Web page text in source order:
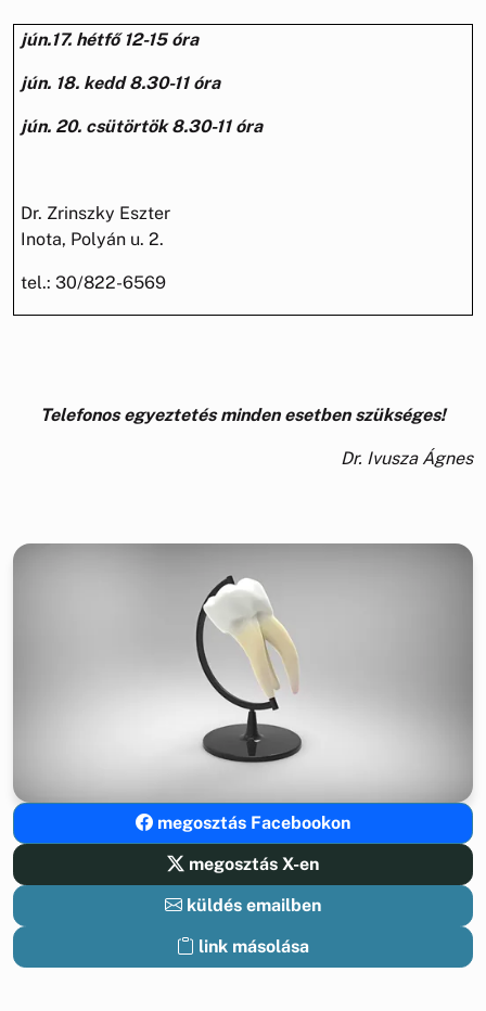
jún.17. hétfő 12-15 óra
jún. 18. kedd 8.30-11 óra
jún. 20. csütörtök 8.30-11 óra
Dr. Zrinszky Eszter
Inota, Polyán u. 2.
tel.: 30/822-6569
Telefonos egyeztetés minden esetben szükséges!
Dr. Ivusza Ágnes
megosztás Facebookon
megosztás X-en
küldés emailben
link másolása